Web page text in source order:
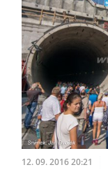
12. 09. 2016 20:21